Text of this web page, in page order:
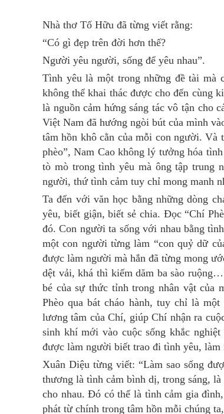
Nhà thơ Tố Hữu đã từng viết rằng:
“Có gì đẹp trên đời hơn thế?
Người yêu người, sống để yêu nhau”.
Tình yêu là một trong những đề tài mà
không thể khai thác được cho đến cùng
là nguồn cảm hứng sáng tác vô tận cho
Việt Nam đã hướng ngòi bút của mình
tâm hồn khô cằn của mỗi con người. Và
phèo”, Nam Cao không lý tưởng hóa
tò mò trong tình yêu mà ông tập trung
người, thứ tình cảm tuy chỉ mong manh
Ta đến với văn học bằng những dòng
yêu, biết giận, biết sẻ chia. Đọc “Chí
đó. Con người ta sống với nhau bằng
một con người từng làm “con quỷ dữ
được làm người mà hắn đã từng mong
dệt vải, khá thì kiếm dăm ba sào
bé của sự thức tỉnh trong nhân vật
Phèo qua bát cháo hành, tuy chỉ là
lương tâm của Chí, giúp Chí nhận ra
sinh khí mới vào cuộc sống khắc
được làm người biết trao đi tình yêu,
Xuân Diệu từng viết: “Làm sao sống
thương là tình cảm bình dị, trong sáng,
cho nhau. Đó có thể là tình cảm gia
phát từ chính trong tâm hồn mỗi chúng